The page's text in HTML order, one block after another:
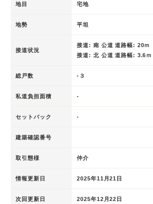
地目 宅地
地勢 平坦
接道状況
接道: 南 公道 道路幅: 20ｍ
接道: 北 公道 道路幅: 3.6ｍ
総戸数 -３
私道負担面積 -
セットバック -
建築確認番号
取引態様 仲介
情報更新日 2025年11月21日
次回更新日 2025年12月22日